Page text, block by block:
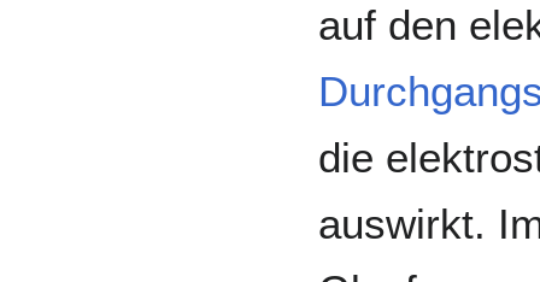
auf den
die
auswirkt.